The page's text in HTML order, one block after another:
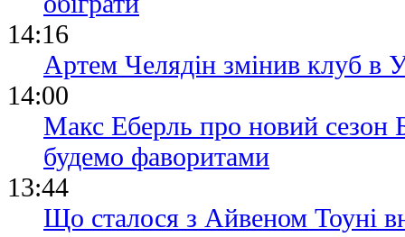
14:16
Артем Челядін змінив клуб в
14:00
Макс Еберль про новий сезон
будемо фаворитами
13:44
Що сталося з Айвеном Тоуні